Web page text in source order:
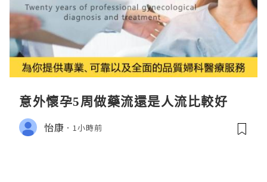
意外懷孕5周做藥流還是人流比較好
怡康 1小時前